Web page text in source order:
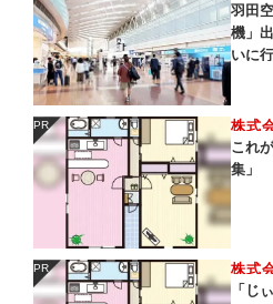
羽田
機」
いに
PR 株式
これ
集」
PR 株式
「じ